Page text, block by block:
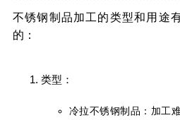
不锈钢制品加工的类型和用途
的：
类型：
冷拉不锈钢制品：加工